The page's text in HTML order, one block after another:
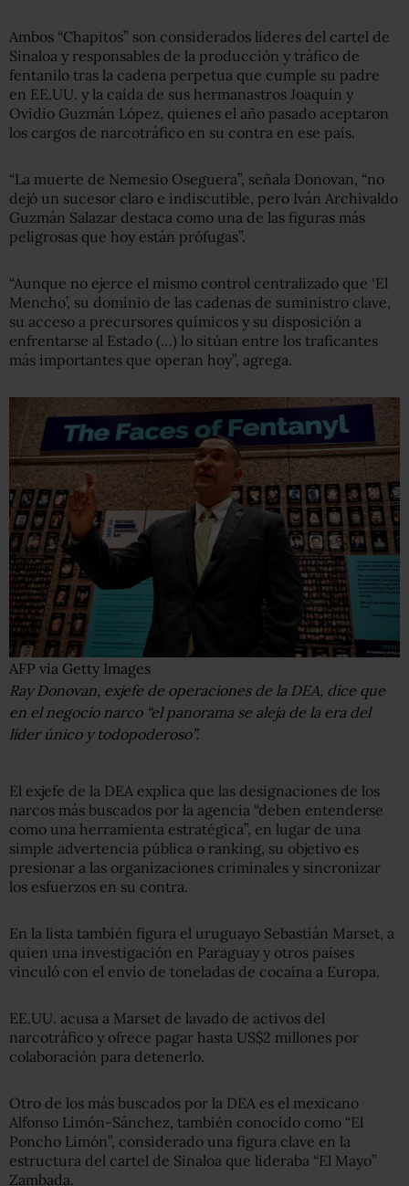
Ambos “Chapitos” son considerados líderes del cartel de
Sinaloa y responsables de la producción y tráfico de
fentanilo tras la cadena perpetua que cumple su padre
en EE.UU. y la caída de sus hermanastros Joaquín y
Ovidio Guzmán López, quienes el año pasado aceptaron
los cargos de narcotráfico en su contra en ese país.
“La muerte de Nemesio Oseguera”, señala Donovan, “no
dejó un sucesor claro e indiscutible, pero Iván Archivaldo
Guzmán Salazar destaca como una de las figuras más
peligrosas que hoy están prófugas”.
“Aunque no ejerce el mismo control centralizado que ‘El
Mencho’, su dominio de las cadenas de suministro clave,
su acceso a precursores químicos y su disposición a
enfrentarse al Estado (…) lo sitúan entre los traficantes
más importantes que operan hoy”, agrega.
AFP via Getty Images
Ray Donovan, exjefe de operaciones de la DEA, dice que
en el negocio narco “el panorama se aleja de la era del
líder único y todopoderoso”.
El exjefe de la DEA explica que las designaciones de los
narcos más buscados por la agencia “deben entenderse
como una herramienta estratégica”, en lugar de una
simple advertencia pública o ranking, su objetivo es
presionar a las organizaciones criminales y sincronizar
los esfuerzos en su contra.
En la lista también figura el uruguayo Sebastián Marset, a
quien una investigación en Paraguay y otros países
vinculó con el envío de toneladas de cocaína a Europa.
EE.UU. acusa a Marset de lavado de activos del
narcotráfico y ofrece pagar hasta US$2 millones por
colaboración para detenerlo.
Otro de los más buscados por la DEA es el mexicano
Alfonso Limón-Sánchez, también conocido como “El
Poncho Limón”, considerado una figura clave en la
estructura del cartel de Sinaloa que lideraba “El Mayo”
Zambada.